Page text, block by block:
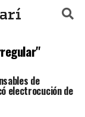
de
electrocución de